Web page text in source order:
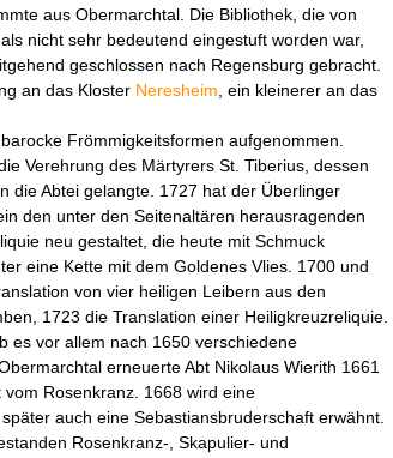
aus Obermarchtal. Die Bibliothek, die von
nicht sehr bedeutend eingestuft worden war,
geschlossen nach Regensburg gebracht.
an das Kloster Neresheim, ein kleinerer an das
Frömmigkeitsformen aufgenommen.
Verehrung des Märtyrers St. Tiberius, dessen
die Abtei gelangte. 1727 hat der Überlinger
den unter den Seitenaltären herausragenden
neu gestaltet, die heute mit Schmuck
eine Kette mit dem Goldenes Vlies. 1700 und
von vier heiligen Leibern aus den
1723 die Translation einer Heiligkreuzreliquie.
es vor allem nach 1650 verschiedene
erneuerte Abt Nikolaus Wierith 1661
Rosenkranz. 1668 wird eine
auch eine Sebastiansbruderschaft erwähnt.
Rosenkranz-, Skapulier- und